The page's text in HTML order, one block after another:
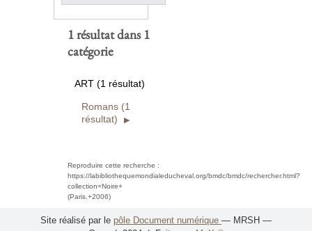
1 résultat dans 1
catégorie
ART (1 résultat)
Romans (1
résultat)
Reproduire cette recherche :
https://labibliothequemondialeducheval.org/bmdc/bmdc/rechercher.html?
collection=Noire+
(Paris.+2006)
Site réalisé par le pôle Document numérique — MRSH —